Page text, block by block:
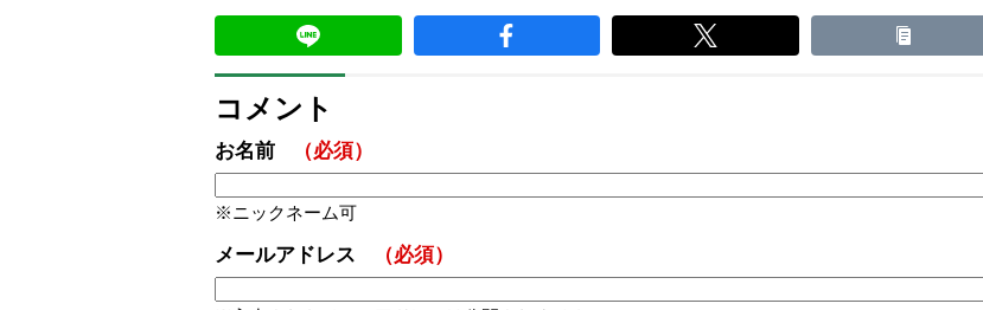
兄の会社勤め。ついに社長から最後通牒
か!?
2019年の正月明け、兄妹揃って社長様からお説教をくらったあの日（参照記事：第
15回）からも、わたくしは兄を出勤させ続けました。もう会社を辞めなければならな
コメント
お名前 （必須）
ニックネーム可
メールアドレス （必須）